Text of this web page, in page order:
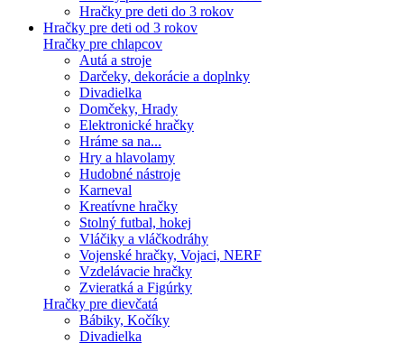
Hračky pre deti do 3 rokov
Hračky pre deti od 3 rokov
Hračky pre chlapcov
Autá a stroje
Darčeky, dekorácie a doplnky
Divadielka
Domčeky, Hrady
Elektronické hračky
Hráme sa na...
Hry a hlavolamy
Hudobné nástroje
Karneval
Kreatívne hračky
Stolný futbal, hokej
Vláčiky a vláčkodráhy
Vojenské hračky, Vojaci, NERF
Vzdelávacie hračky
Zvieratká a Figúrky
Hračky pre dievčatá
Bábiky, Kočíky
Divadielka